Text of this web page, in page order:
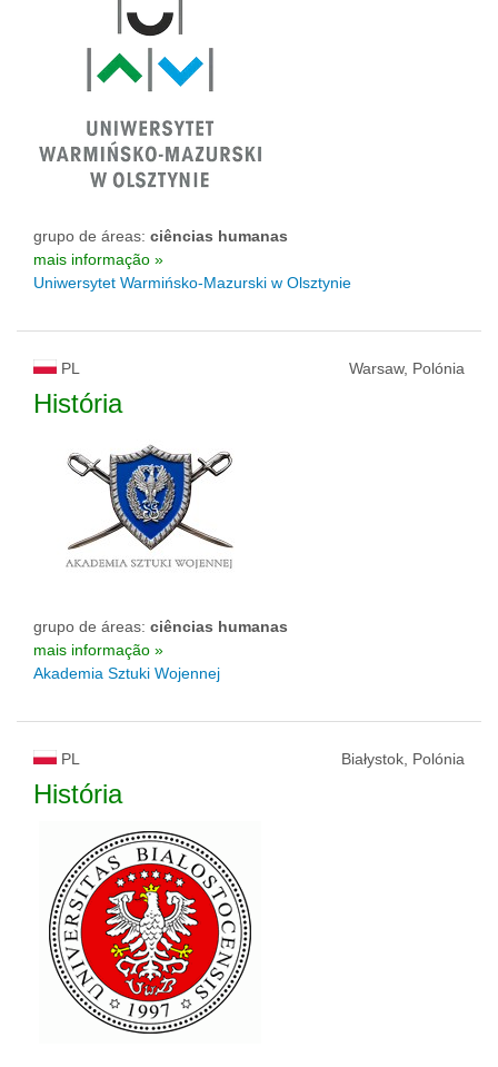
grupo de áreas: ciências humanas
mais informação »
Uniwersytet Warmińsko-Mazurski w Olsztynie
PL Warsaw, Polónia
História
grupo de áreas: ciências humanas
mais informação »
Akademia Sztuki Wojennej
PL Białystok, Polónia
História